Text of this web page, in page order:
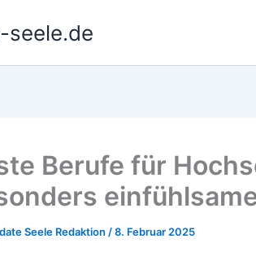
seele.de
Berufe für
Seele Redaktion /8. Februar 2025